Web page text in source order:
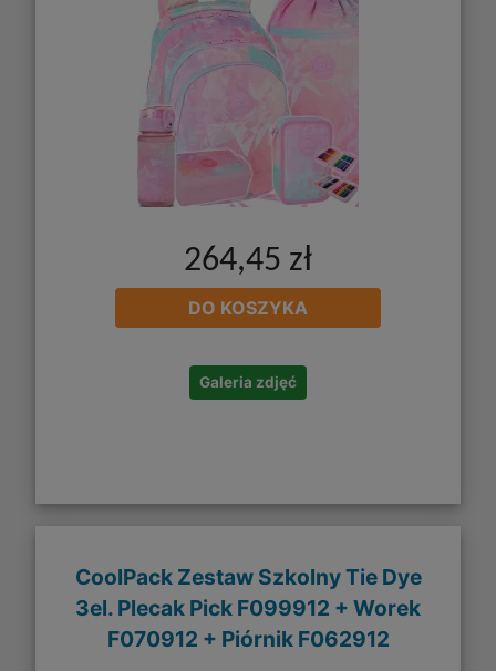
264,45 zł
DO KOSZYKA
Galeria zdjęć
CoolPack Zestaw Szkolny Tie Dye
3el. Plecak Pick F099912 + Worek
F070912 + Piórnik F062912